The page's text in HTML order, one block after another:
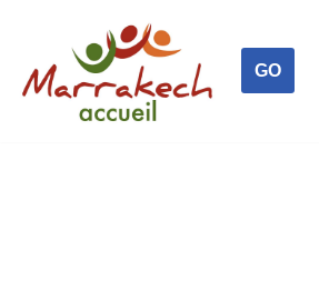
Aller
au
contenu
GO